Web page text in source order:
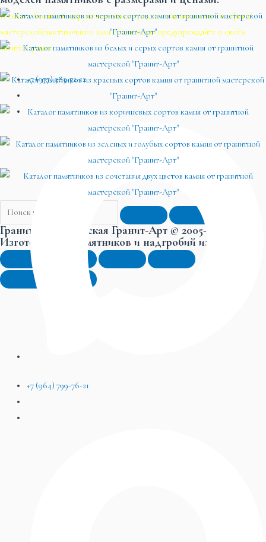
В связи с большой загруженностью, перед посещением нашего офиса/
мастерской/выставочного зала обязательно предупреждайте о своём
визите заранее.
+7 (977) 385-72-12
+7 (964) 799-76-21
Гранитная мастерская Гранит-Арт © 2005-2026.
Изготовление памятников и надгробий из гранита.